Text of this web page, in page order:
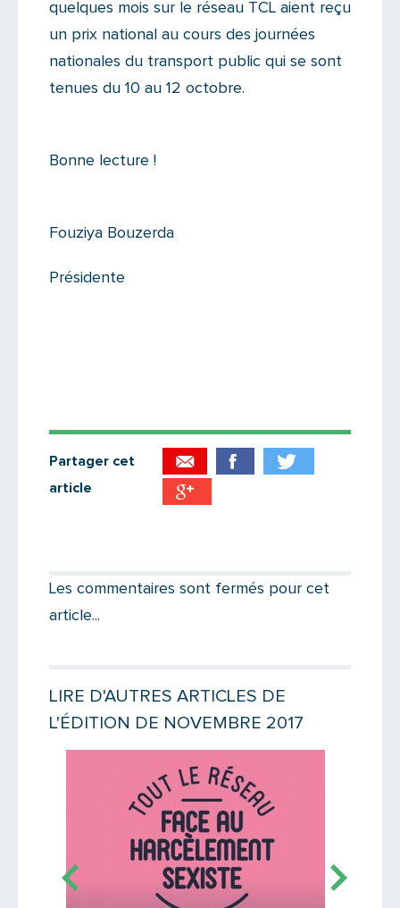
quelques mois sur le réseau TCL aient reçu
un prix national au cours des journées
nationales du transport public qui se sont
tenues du 10 au 12 octobre.
Bonne lecture !
Fouziya Bouzerda
Présidente
Partager cet
article
Message
Les commentaires sont fermés pour cet
article...
LIRE D'AUTRES ARTICLES DE
L'ÉDITION DE NOVEMBRE 2017